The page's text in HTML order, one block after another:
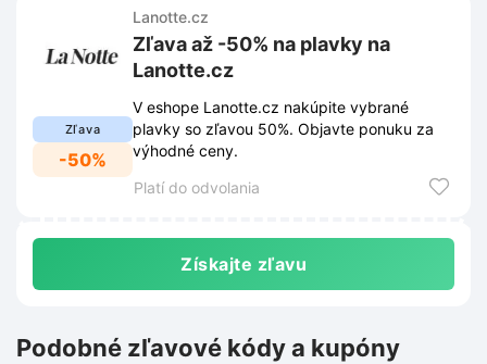
Zľava
-50%
Lanotte.cz
Zľava až -50% na plavky na
Lanotte.cz
V eshope Lanotte.cz nakúpite vybrané
plavky so zľavou 50%. Objavte ponuku za
výhodné ceny.
Platí do odvolania
Získajte zľavu
Podobné zľavové kódy a kupóny